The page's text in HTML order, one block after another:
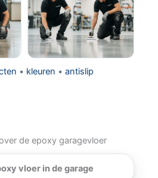
• kleuren • antislip
de epoxy garagevloer
vloer in de garage